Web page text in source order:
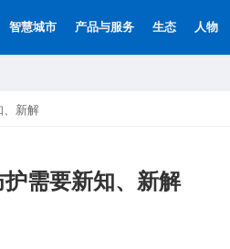
智慧城市 产品与服务 生态 人物
、新解
需要新知、新解